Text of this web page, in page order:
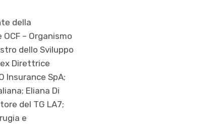
della
– Organismo
dello Sviluppo
Direttrice
Insurance SpA;
Eliana Di
del TG LA7;
e